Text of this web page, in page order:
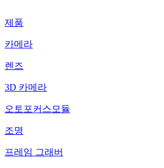
제품
카메라
렌즈
3D 카메라
오토포커스모듈
조명
프레임 그래버